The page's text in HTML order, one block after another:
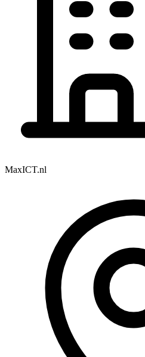
MaxICT.nl